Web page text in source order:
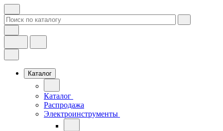
Каталог
Каталог
Распродажа
Электроинструменты